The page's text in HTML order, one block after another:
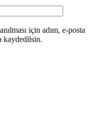
için adım, e-posta
kaydedilsin.